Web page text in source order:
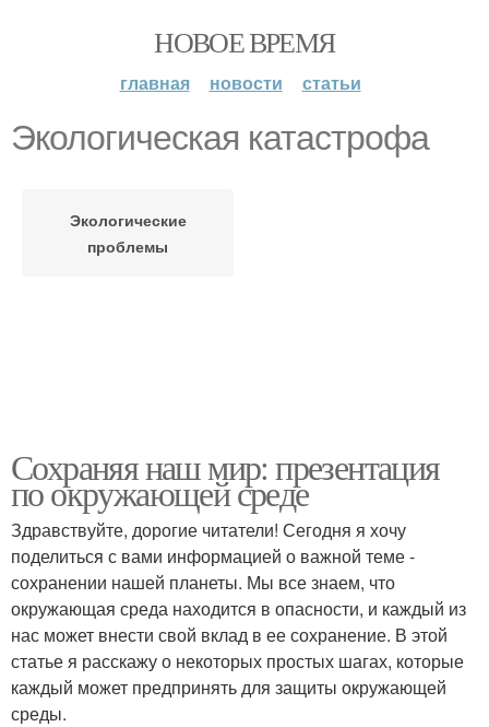
НОВОЕ ВРЕМЯ
главная новости статьи
Экологическая катастрофа
Экологические
проблемы
Сохраняя наш мир: презентация
по окружающей среде
Здравствуйте, дорогие читатели! Сегодня я хочу
поделиться с вами информацией о важной теме -
сохранении нашей планеты. Мы все знаем, что
окружающая среда находится в опасности, и каждый из
нас может внести свой вклад в ее сохранение. В этой
статье я расскажу о некоторых простых шагах, которые
каждый может предпринять для защиты окружающей
среды.